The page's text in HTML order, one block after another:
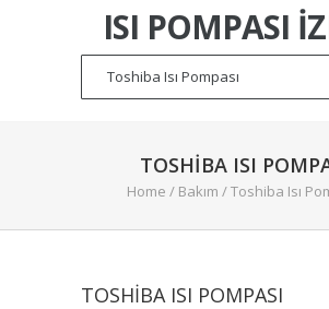
ISI POMPASI
TOSHIBA ISI
Home / Bakım /Toshiba Isı
TOSHIBA ISI POMPASI